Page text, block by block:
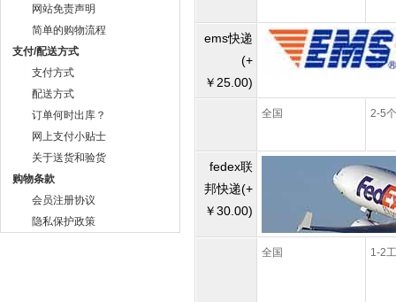
网站免责声明
简单的购物流程
支付/配送方式
支付方式
配送方式
订单何时出库？
网上支付小贴士
关于送货和验货
购物条款
会员注册协议
隐私保护政策
ems快递
(+
￥25.00)
全国 2-5
fedex联
邦快递(+
￥30.00)
全国 1-2